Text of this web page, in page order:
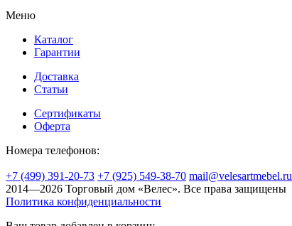
Меню
Каталог
Гарантии
Доставка
Статьи
Сертификаты
Оферта
Номера телефонов:
+7 (499) 391-20-73 +7 (925) 549-38-70 mail@velesartmebel.ru
2014—2026 Торговый дом «Велес». Все права защищены
Политика конфиденциальности